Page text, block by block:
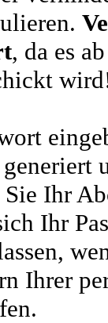
, da es
Ihr
Ihr
Ihrer